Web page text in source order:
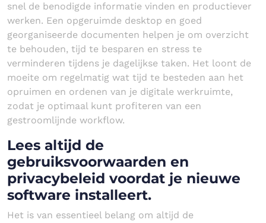
snel de benodigde informatie vinden en productiever
werken. Een opgeruimde desktop en goed
georganiseerde documenten helpen je om overzicht
te behouden, tijd te besparen en stress te
verminderen tijdens je dagelijkse taken. Het loont de
moeite om regelmatig wat tijd te besteden aan het
opruimen en ordenen van je digitale werkruimte,
zodat je optimaal kunt profiteren van een
gestroomlijnde workflow.
Lees altijd de
gebruiksvoorwaarden en
privacybeleid voordat je nieuwe
software installeert.
Het is van essentieel belang om altijd de